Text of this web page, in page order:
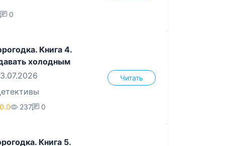
0
Книга 4.
холодным
237 0
Читать
Книга 5.